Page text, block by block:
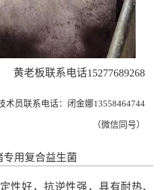
黄老板联系电话15277689268
术员联系电话： 闭金娜13558464744
（微信同号）
专用复合益生菌
性好，抗逆性强，具有耐热、